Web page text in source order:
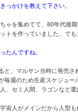
かけを教えて下さい。
ゃを集めてて、80年代後
トを作っていました。で
たんですね。
と、マルサン当時に発売
毎週のため生産スケジュ
、セミ人間、ラゴンなど選
宙人がメインだから人型